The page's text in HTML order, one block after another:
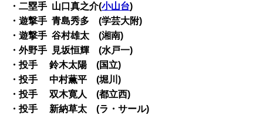
・二塁手 山口真之介(小山台)
・遊撃手 青島秀多 (学芸大附)
・遊撃手 谷村雄太 (湘南)
・外野手 見坂恒輝 (水戸一)
・投手 鈴木太陽 (国立)
・投手 中村薫平 (堀川)
・投手 双木寛人 (都立西)
・投手 新納草太 (ラ・サール)